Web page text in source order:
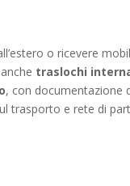
o ricevere
traslochi
, con documentazione
trasporto e rete di